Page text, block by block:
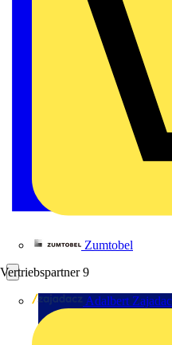
Zumtobel
Vertriebspartner 9
Adalbert